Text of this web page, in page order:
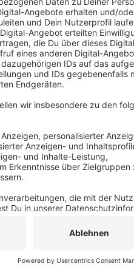
Fabrikgebäuden in
lagerten dort 27 Tonnen
Belgien soll die Bande eine
Veröffentlicht:Montag,